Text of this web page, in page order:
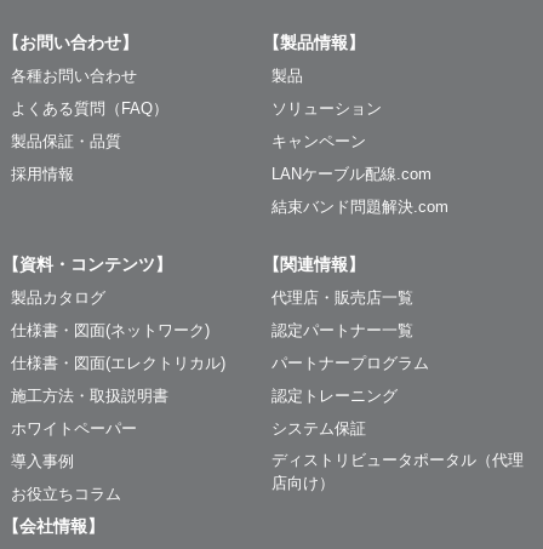
【お問い合わせ】
各種お問い合わせ
よくある質問（FAQ）
製品保証・品質
採用情報
【製品情報】
製品
ソリューション
キャンペーン
LANケーブル配線.com
結束バンド問題解決.com
【資料・コンテンツ】
製品カタログ
仕様書・図面(ネットワーク)
仕様書・図面(エレクトリカル)
施工方法・取扱説明書
ホワイトペーパー
導入事例
お役立ちコラム
【関連情報】
代理店・販売店一覧
認定パートナー一覧
パートナープログラム
認定トレーニング
システム保証
ディストリビュータポータル（代理
店向け）
【会社情報】